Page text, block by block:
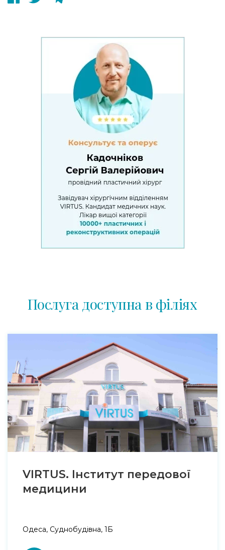
Послуга доступна в філіях
VIRTUS. Інститут передової
медицини
Одеса, Суднобудівна, 1Б